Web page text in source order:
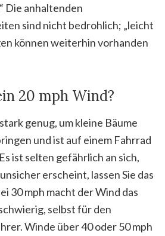
Die anhaltenden
sind nicht bedrohlich; „leicht
können weiterhin vorhanden
20 mph Wind?
genug, um kleine Bäume
und ist auf einem Fahrrad
ist selten gefährlich an sich,
erscheint, lassen Sie das
30 mph macht der Wind das
selbst für den
Winde über 40 oder 50 mph